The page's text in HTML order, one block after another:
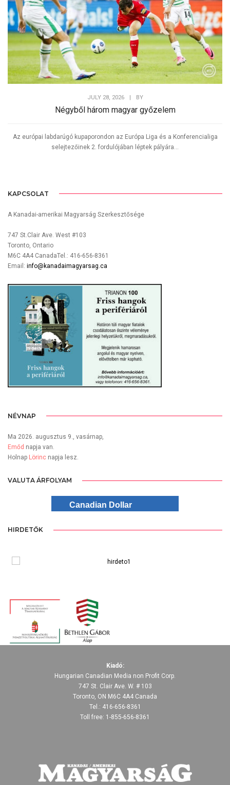
JULY 28, 2026 | BY
Négyből három magyar győzelem
Az európai labdarúgó kupaporondon az Európa Liga és a Konferencialiga
selejtezőinek 2. fordulójában léptek pályára...
KAPCSOLAT
A Kanadai-amerikai Magyarság Szerkesztősége
747 St.Clair Ave. West #103
Toronto, Ontario
M6C 4A4 CanadaTel.: 416-656-8361
Email: info@kanadaimagyarsag.ca
NÉVNAP
Ma 2026. augusztus 9., vasárnap,
Emőd napja van.
Holnap Lörinc napja lesz.
VALUTA ÁRFOLYAM
Canadian Dollar
HIRDETŐK
Kiadó:
Hungarian Canadian Media non Profit Corp.
747 St. Clair Ave. W. # 103
Toronto, ON M6C 4A4 Canada
Tel.: 416-656-8361
Toll free: 1-855-656-8361